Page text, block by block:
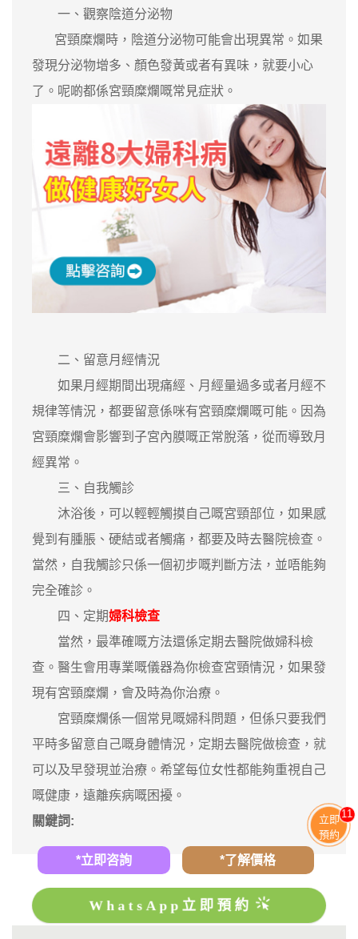
一、觀察陰道分泌物
宮頸糜爛時，陰道分泌物可能會出現異常。如果
發現分泌物增多、顏色發黃或者有異味，就要小心
了。呢啲都係宮頸糜爛嘅常見症狀。
二、留意月經情況
如果月經期間出現痛經、月經量過多或者月經不
規律等情況，都要留意係咪有宮頸糜爛嘅可能。因為
宮頸糜爛會影響到子宮內膜嘅正常脫落，從而導致月
經異常。
三、自我觸診
沐浴後，可以輕輕觸摸自己嘅宮頸部位，如果感
覺到有腫脹、硬結或者觸痛，都要及時去醫院檢查。
當然，自我觸診只係一個初步嘅判斷方法，並唔能夠
完全確診。
四、定期婦科檢查
當然，最準確嘅方法還係定期去醫院做婦科檢
查。醫生會用專業嘅儀器為你檢查宮頸情況，如果發
現有宮頸糜爛，會及時為你治療。
宮頸糜爛係一個常見嘅婦科問題，但係只要我們
平時多留意自己嘅身體情況，定期去醫院做檢查，就
可以及早發現並治療。希望每位女性都能夠重視自己
嘅健康，遠離疾病嘅困擾。
關鍵詞:
*立即咨詢 *了解價格
WhatsApp立即預約
立即
預約
11